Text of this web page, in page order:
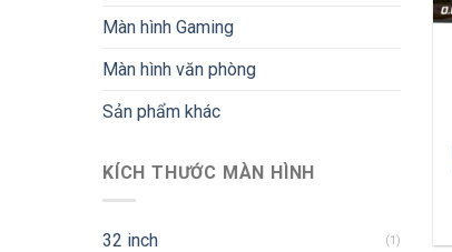
Màn hình Gaming
Màn hình văn phòng
Sản phẩm khác
KÍCH THƯỚC MÀN HÌNH
32 inch (1)